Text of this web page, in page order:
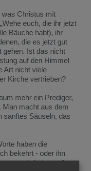
was Christus mit
euch, die ihr jetzt
Bäuche habt), ihr
die es jetzt gut
gehen. Ist das nicht
auf den Himmel
Art nicht viele
Kirche vertrieben?
mehr ein Prediger,
Man macht aus dem
sanftes Säuseln, das
haben die
bekehrt - oder ihn
sagt, hat er selber